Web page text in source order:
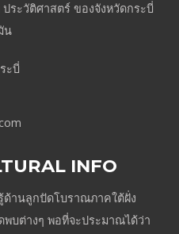
ระวัติศาสตร์ ของจังหวัดกระบี่
น
ะบี่
INFO
ด้านลูกปัดโบราณภาคใต้ฝั่ง
บต่างๆ พอที่จะประมาณได้ว่า